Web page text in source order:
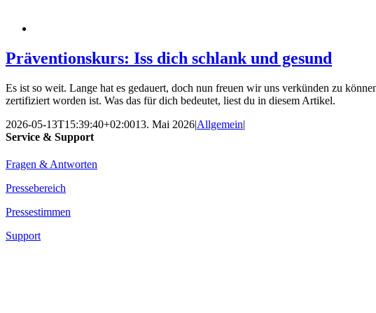
Präventionskurs: Iss dich schlank und gesund
Es ist so weit. Lange hat es gedauert, doch nun freuen wir uns verkünden zu
zertifiziert worden ist. Was das für dich bedeutet, liest du in diesem Artikel.
2026-05-13T15:39:40+02:0013. Mai 2026|Allgemein|
Service & Support
Fragen & Antworten
Pressebereich
Pressestimmen
Support